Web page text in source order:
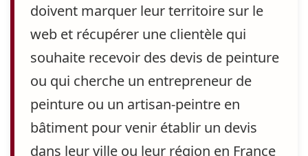
doivent marquer leur territoire sur le
web et récupérer une clientèlequi
souhaite recevoir des devis de peinture
ou qui cherche un entrepreneur de
peinture ou un artisan-peintre en
bâtiment pour venir établir un devis
dans leur ville ou leur région en France